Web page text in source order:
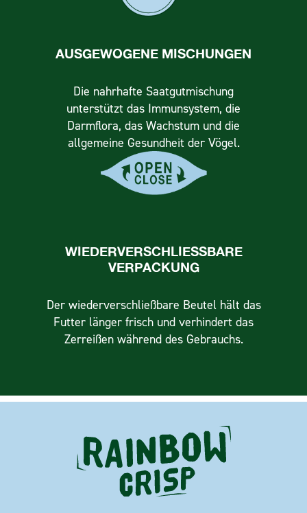
AUSGEWOGENE MISCHUNGEN
Die nahrhafte Saatgutmischung
unterstützt das Immunsystem, die
Darmflora, das Wachstum und die
allgemeine Gesundheit der Vögel.
WIEDERVERSCHLIESSBARE V
ERPACKUNG
Der wiederverschließbare Beutel hält das
Futter länger frisch und verhindert das
Zerreißen während des Gebrauchs.